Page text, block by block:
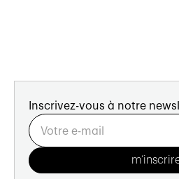
Inscrivez-vous à notre